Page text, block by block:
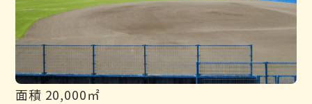
面積 20,000㎡